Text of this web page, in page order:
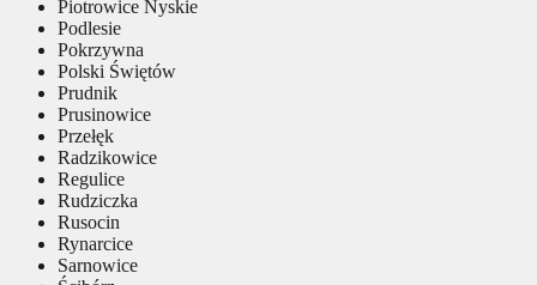
Piotrowice Nyskie
Podlesie
Pokrzywna
Polski Świętów
Prudnik
Prusinowice
Przełęk
Radzikowice
Regulice
Rudziczka
Rusocin
Rynarcice
Sarnowice